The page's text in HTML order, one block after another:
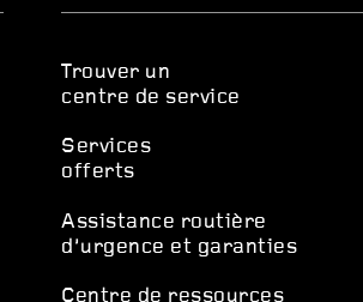
Trouver un
centre de service
Services
offerts
Assistance routière
d’urgence et garanties
Centre de ressources